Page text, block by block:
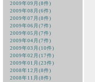
2009年09月(8件)
2009年08月(6件)
2009年07月(8件)
2009年06月(7件)
2009年05月(7件)
2009年04月(7件)
2009年03月(10件)
2009年02月(17件)
2009年01月(23件)
2008年12月(8件)
2008年11月(8件)